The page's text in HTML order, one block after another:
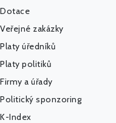
Dotace
Veřejné zakázky
Platy úředníků
Platy politiků
Firmy a úřady
Politický sponzoring
K-Index